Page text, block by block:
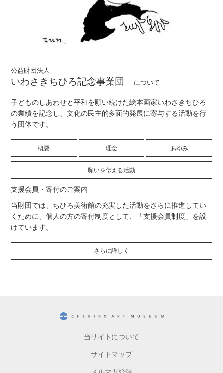
公益財団法人
いわさきちひろ記念事業団 について
子どものしあわせと平和を願い続けた絵本画家いわさきちひろ
の業績を記念し、文化の民主的多面的発展に寄与する活動を行
う団体です。
概要 理念 あゆみ
願いを伝える活動
支援会員・寄付のご案内
当財団では、ちひろ美術館の充実した活動をさらに推進してい
くために、個人の方の寄付制度として、「支援会員制度」を設
けています。
さらに詳しく
当サイトについて
サイトマップ
メルマガ登録